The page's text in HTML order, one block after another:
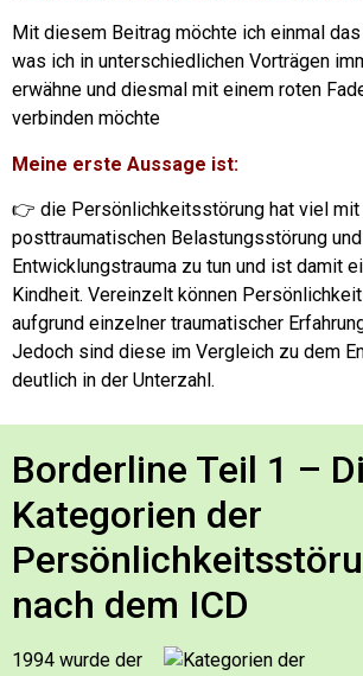
Mit diesem Beitrag möchte ich einmal
was ich in unterschiedlichen Vorträgen
erwähne und diesmal mit einem roten
verbinden möchte
Meine erste Aussage ist:
👉 die Persönlichkeitsstörung hat viel
posttraumatischen Belastungsstörung
Entwicklungstrauma zu tun und ist damit
Kindheit. Vereinzelt können
aufgrund einzelner traumatischer
Jedoch sind diese im Vergleich zu dem
deutlich in der Unterzahl.
Borderline Teil 1 –
Kategorien der
nach dem ICD
1994 wurde der